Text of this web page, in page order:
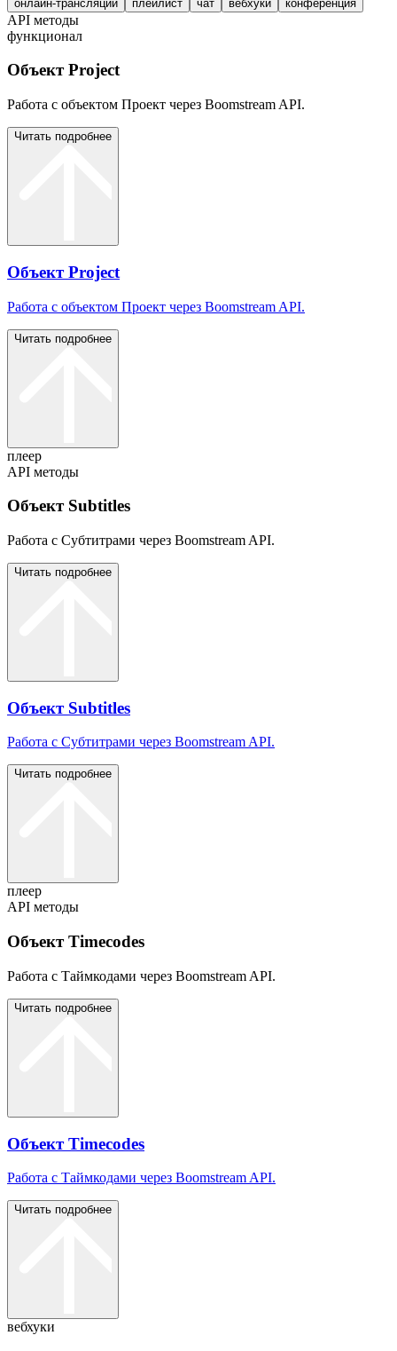
онлайн-трансляции плейлист чат вебхуки конференция
API методы
функционал
Объект Project
Работа с объектом Проект через Boomstream API.
Читать подробнее
Объект Project
Работа с объектом Проект через Boomstream API.
Читать подробнее
плеер
API методы
Объект Subtitles
Работа с Субтитрами через Boomstream API.
Читать подробнее
Объект Subtitles
Работа с Субтитрами через Boomstream API.
Читать подробнее
плеер
API методы
Объект Timecodes
Работа с Таймкодами через Boomstream API.
Читать подробнее
Объект Timecodes
Работа с Таймкодами через Boomstream API.
Читать подробнее
вебхуки